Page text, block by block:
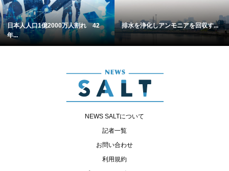
日本人人口1億2000万人割れ 42
年...
排水を浄化しアンモニアを回収す...
NEWS SALTについて
記者一覧
お問い合わせ
利用規約